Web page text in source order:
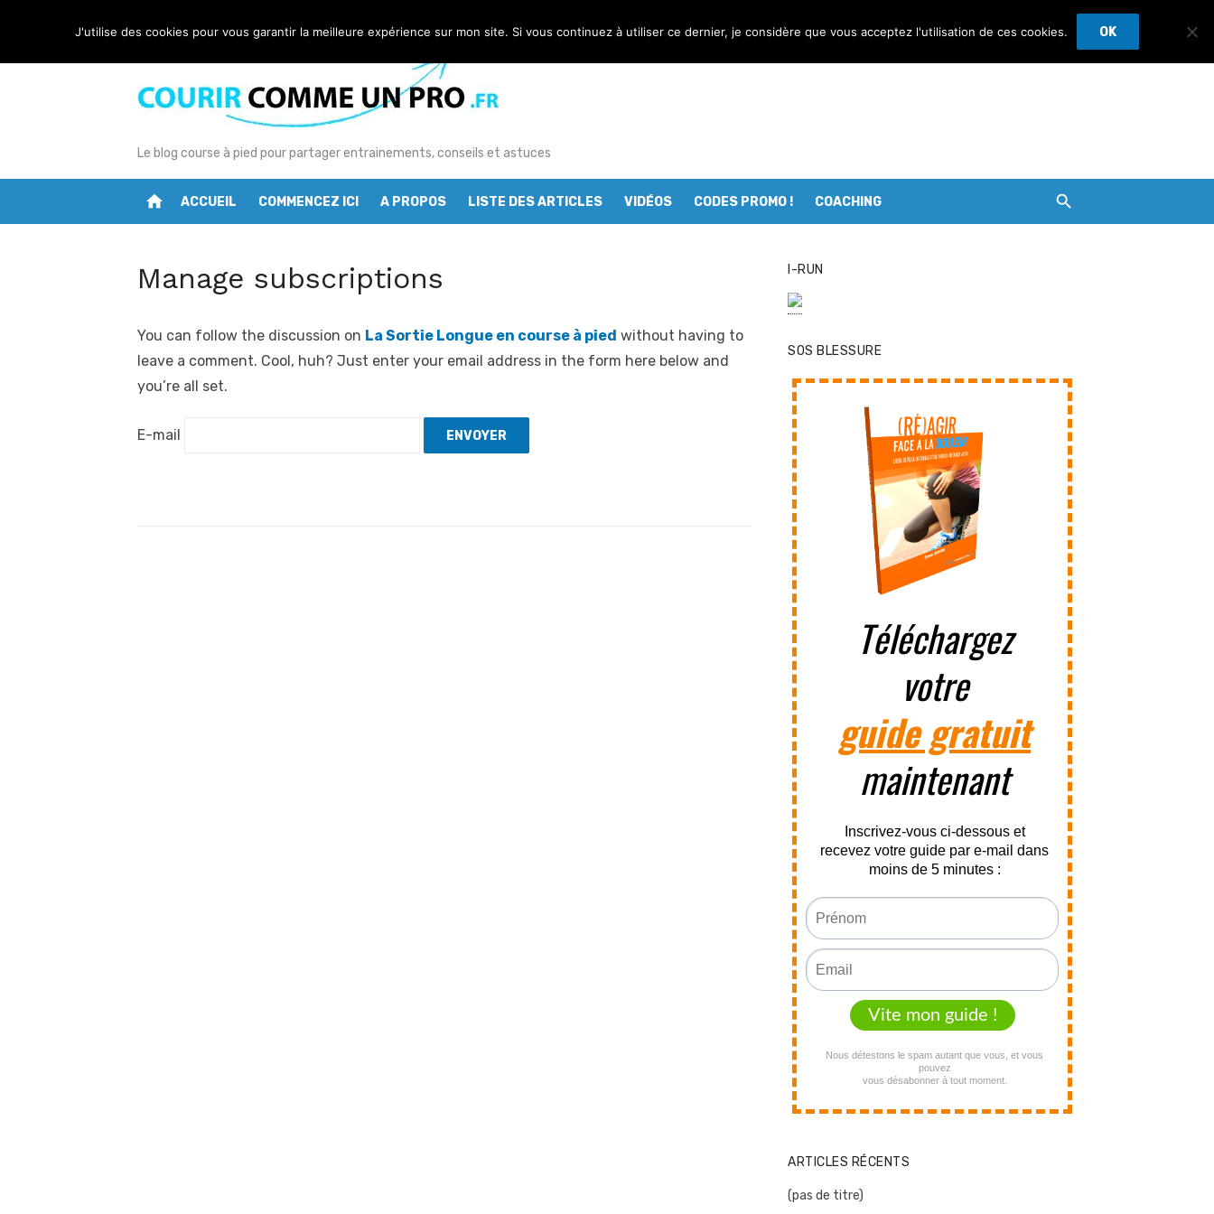
content
Le blog course à pied pour partager entrainements, conseils et astuces
home ACCUEIL COMMENCEZ ICI A PROPOS LISTE DES ARTICLES VIDÉOS CODES PROMO ! COACHING
Manage subscriptions
You can follow the discussion on La Sortie Longue en course à pied without having to
leave a comment. Cool, huh? Just enter your email address in the form here below and
you’re all set.
E-mail
I-RUN
SOS BLESSURE
ARTICLES RÉCENTS
(pas de titre)
J'utilise des cookies pour vous garantir la meilleure expérience sur mon site. Si vous continuez à utiliser ce dernier, je considère que vous acceptez l'utilisation de ces cookies. OK